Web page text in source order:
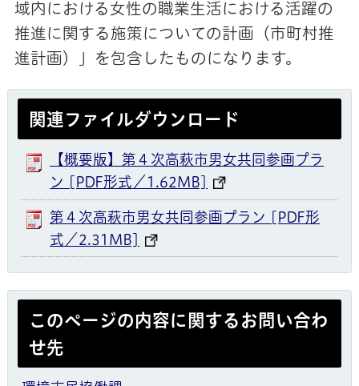
域内における女性の職業生活における活躍の
推進に関する施策についての計画（市町村推
進計画）」を包含したものになります。
関連ファイルダウンロード
【概要版】第４次高萩市男女共同参画プラ
ン [PDF形式／1.62MB]
第４次高萩市男女共同参画プラン [PDF形
式／2.31MB]
このページの内容に関するお問い合わ
せ先